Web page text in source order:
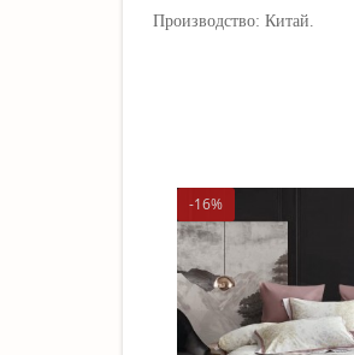
Производство: Китай.
-16%